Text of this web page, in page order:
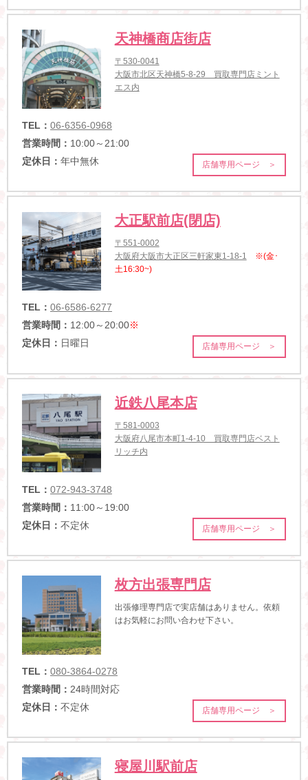
天神橋商店街店
〒530-0041
大阪市北区天神橋5-8-29 買取専門店ミント
エス内
TEL： 06-6356-0968
営業時間： 10:00～21:00
定休日： 年中無休 店舗専用ページ ＞
大正駅前店(閉店)
〒551-0002
大阪府大阪市大正区三軒家東1-18-1
※(金･
土16:30~)
TEL： 06-6586-6277
営業時間： 12:00～20:00※
定休日： 日曜日 店舗専用ページ ＞
近鉄八尾本店
〒581-0003
大阪府八尾市本町1-4-10 買取専門店ベスト
リッチ内
TEL： 072-943-3748
営業時間： 11:00～19:00
定休日： 不定休 店舗専用ページ ＞
枚方出張専門店
出張修理専門店で実店舗はありません。依頼
はお気軽にお問い合わせ下さい。
TEL： 080-3864-0278
営業時間： 24時間対応
定休日： 不定休 店舗専用ページ ＞
寝屋川駅前店